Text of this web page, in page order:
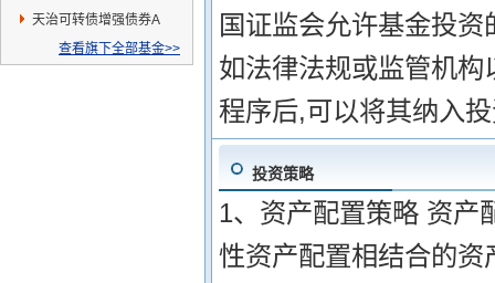
天治可转债增强债券A
查看旗下全部基金>>
国证监会允许基金投
如法律法规或监管机
程序后,可以将其纳入
投资策略
1、资产配置策略 资产
性资产配置相结合的